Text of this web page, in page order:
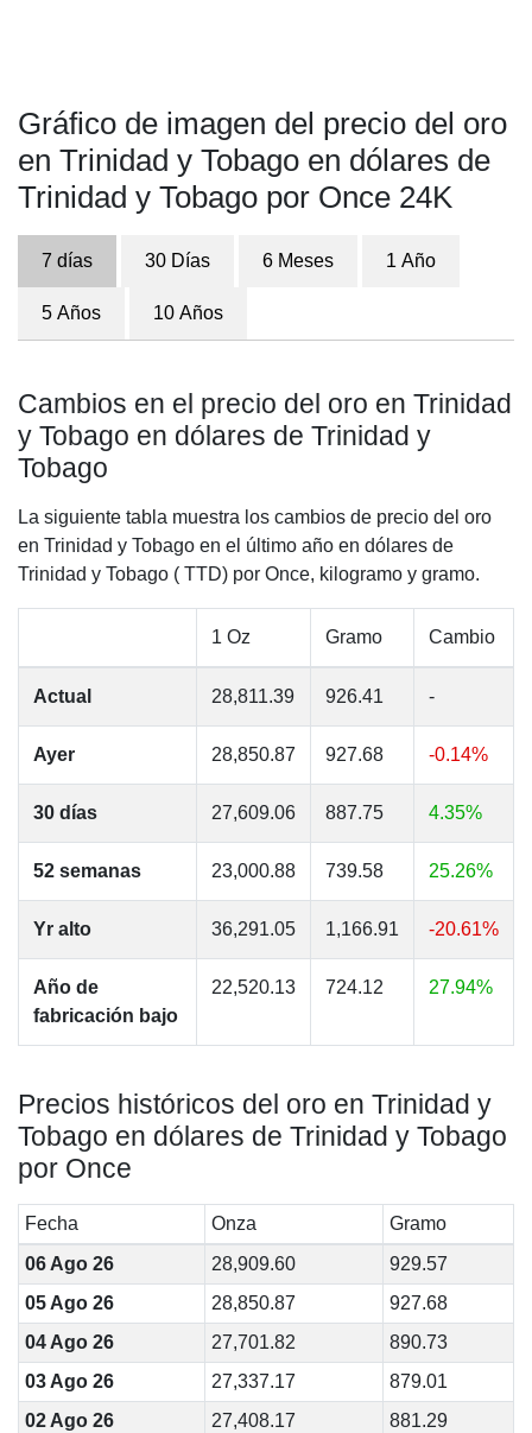
Gráfico de imagen del precio del oro
en Trinidad y Tobago en dólares de
Trinidad y Tobago por Once 24K
7 días 30 Días 6 Meses 1 Año
5 Años 10 Años
Cambios en el precio del oro en Trinidad
y Tobago en dólares de Trinidad y
Tobago
La siguiente tabla muestra los cambios de precio del oro
en Trinidad y Tobago en el último año en dólares de
Trinidad y Tobago ( TTD) por Once, kilogramo y gramo.
1 Oz Gramo Cambio
Actual 28,811.39 926.41 -
Ayer 28,850.87 927.68 -0.14%
30 días 27,609.06 887.75 4.35%
52 semanas 23,000.88 739.58 25.26%
Yr alto 36,291.05 1,166.91 -20.61%
Año de
fabricación bajo
22,520.13 724.12 27.94%
Precios históricos del oro en Trinidad y
Tobago en dólares de Trinidad y Tobago
por Once
Fecha Onza
Gramo
06 Ago 26
28,909.60
929.57
05 Ago 26
28,850.87
927.68
04 Ago 26
27,701.82
890.73
03 Ago 26
27,337.17
879.01
02 Ago 26
27,408.17
881.29